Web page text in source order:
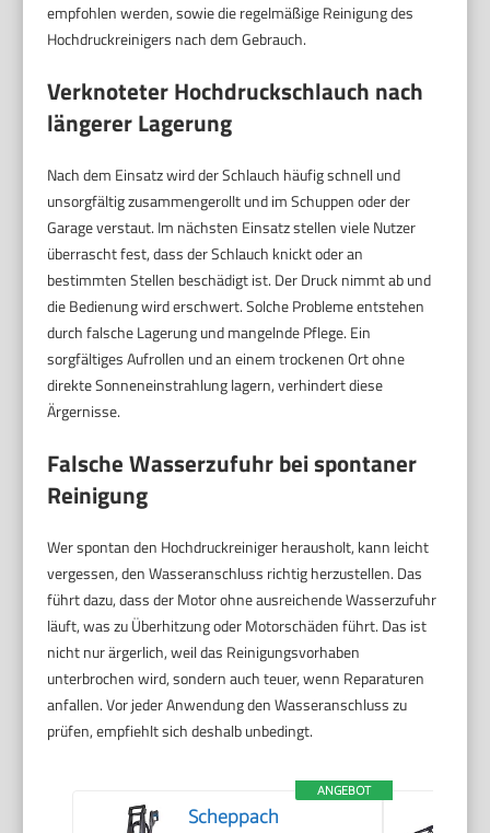
empfohlen werden, sowie die regelmäßige Reinigung des
Hochdruckreinigers nach dem Gebrauch.
Verknoteter Hochdruckschlauch nach
längerer Lagerung
Nach dem Einsatz wird der Schlauch häufig schnell und
unsorgfältig zusammengerollt und im Schuppen oder der
Garage verstaut. Im nächsten Einsatz stellen viele Nutzer
überrascht fest, dass der Schlauch knickt oder an
bestimmten Stellen beschädigt ist. Der Druck nimmt ab und
die Bedienung wird erschwert. Solche Probleme entstehen
durch falsche Lagerung und mangelnde Pflege. Ein
sorgfältiges Aufrollen und an einem trockenen Ort ohne
direkte Sonneneinstrahlung lagern, verhindert diese
Ärgernisse.
Falsche Wasserzufuhr bei spontaner
Reinigung
Wer spontan den Hochdruckreiniger herausholt, kann leicht
vergessen, den Wasseranschluss richtig herzustellen. Das
führt dazu, dass der Motor ohne ausreichende Wasserzufuhr
läuft, was zu Überhitzung oder Motorschäden führt. Das ist
nicht nur ärgerlich, weil das Reinigungsvorhaben
unterbrochen wird, sondern auch teuer, wenn Reparaturen
anfallen. Vor jeder Anwendung den Wasseranschluss zu
prüfen, empfiehlt sich deshalb unbedingt.
ANGEBOT
Scheppach